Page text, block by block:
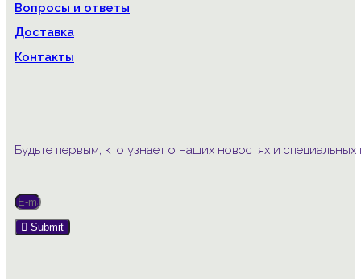
Вопросы и ответы
Доставка
Контакты
Будьте первым, кто узнает о наших новостях и
Submit